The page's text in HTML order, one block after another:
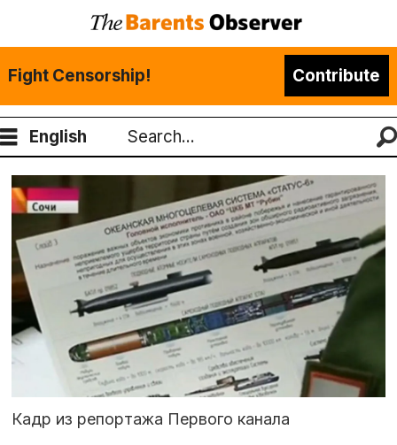
Fight Censorship! Contribute
English
Search
Кадр из репортажа Первого канала